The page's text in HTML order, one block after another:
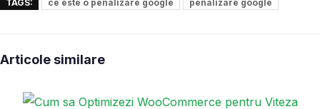
TAGS: ce este o penalizare google penalizare google
Articole similare